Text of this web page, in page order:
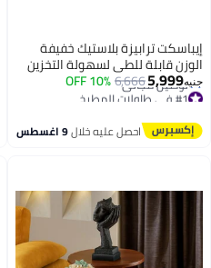
إيباسكت ترابيزة بلاستيك خفيفة
الوزن قابلة للطي لسهولة التخزين
عند عمم الاستخدام بطول
بمقاس(180*75*75سم) ترابيزة
الخارجية والداخلية(لو ن ابيض)
جنيه5,999
6,666
10% OFF
#1 في طاولات المطبخ
أقل سعر في السنة
توصيل مجاني
#1 في طاولات المطبخ احصل عليه خلال9 اغسطس